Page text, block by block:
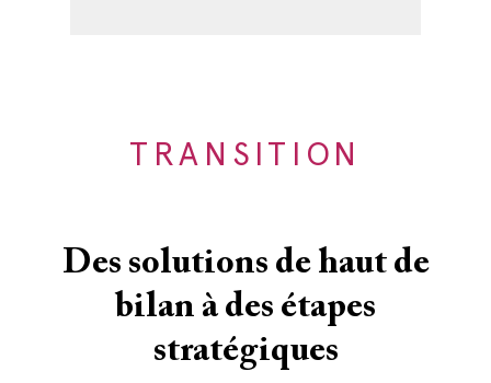
TRANSITION
Des solutions de haut de
bilan à des étapes
stratégiques